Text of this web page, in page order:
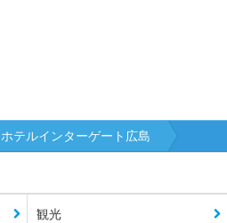
ホテルインターゲート広島
観光